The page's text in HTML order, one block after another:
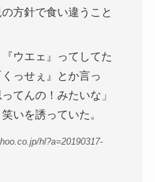
方針で食い違うこと
ウエェ』ってしてた
っせぇ』とか言っ
てんの！みたいな」
いを誘っていた。
hl?a=20190317-